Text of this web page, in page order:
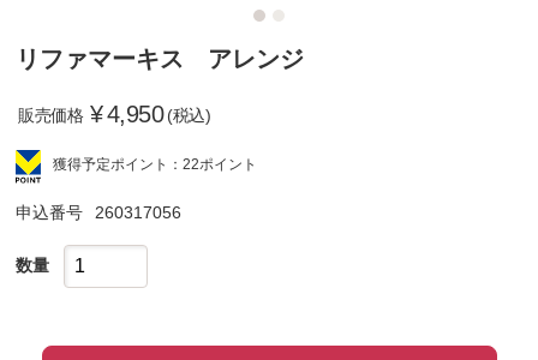
リファマーキス アレンジ
販売価格 ¥4,950 (税込)
獲得予定ポイント：22ポイント
申込番号 260317056
数量